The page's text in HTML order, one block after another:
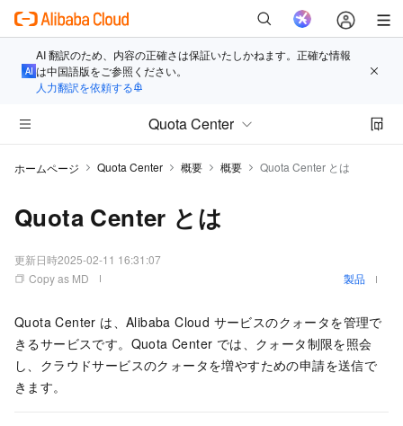
AI 翻訳のため、内容の正確さは保証いたしかねます。正確な情報
は中国語版をご参照ください。
人力翻訳を依頼する
Quota Center
ホームページ Quota Center 概要 概要 Quota Center とは
Quota Center とは
更新日時2025-02-11 16:31:07
Copy as MD
製品
Quota Center は、Alibaba Cloud サービスのクォータを管理で
きるサービスです。Quota Center では、クォータ制限を照会
し、クラウドサービスのクォータを増やすための申請を送信で
きます。